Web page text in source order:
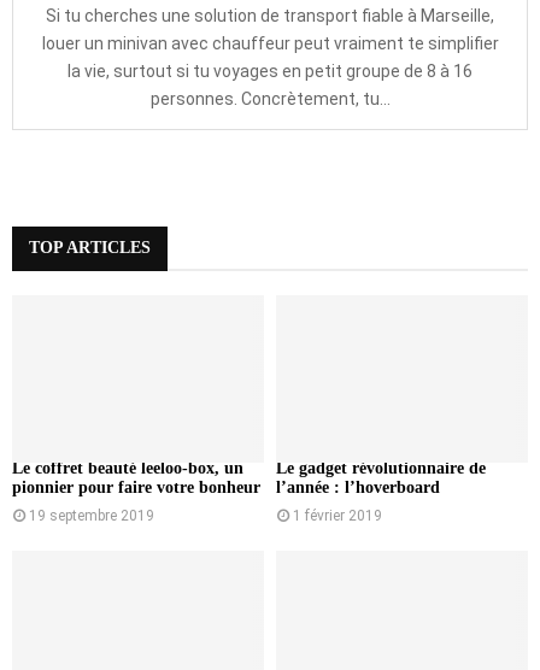
Si tu cherches une solution de transport fiable à Marseille,
louer un minivan avec chauffeur peut vraiment te simplifier
la vie, surtout si tu voyages en petit groupe de 8 à 16
personnes. Concrètement, tu...
TOP ARTICLES
Le coffret beauté leeloo-box, un
pionnier pour faire votre bonheur
19 septembre 2019
Le gadget révolutionnaire de
l’année : l’hoverboard
1 février 2019